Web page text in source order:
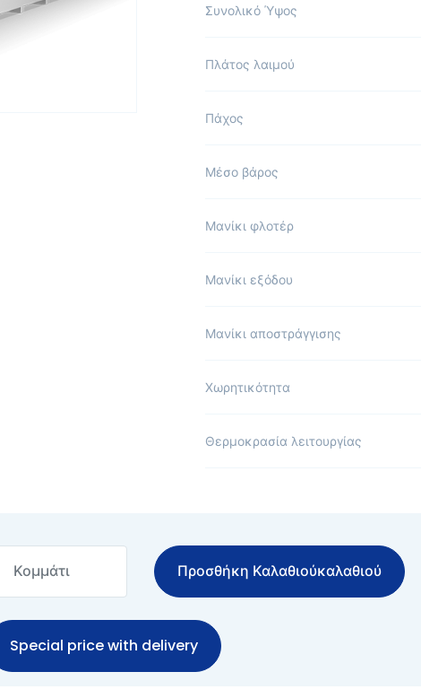
Συνολικό Ύψος
Πλάτος λαιμού
Πάχος
Μέσο βάρος
Μανίκι φλοτέρ
Μανίκι εξόδου
Μανίκι αποστράγγισης
Χωρητικότητα
Θερμοκρασία λειτουργίας
Προσθήκη Καλαθιούκαλαθιού
Special price with delivery